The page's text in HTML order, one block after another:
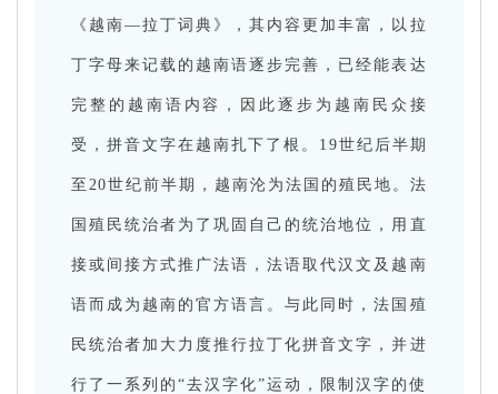
《越南—拉丁词典》，其内容更加丰富，以拉
丁字母来记载的越南语逐步完善，已经能表达
完整的越南语内容，因此逐步为越南民众接
受，拼音文字在越南扎下了根。 19世纪后半期
至20世纪前半期，越南沦为法国的殖民地。 法
国殖民统治者为了巩固自己的统治地位，用直
接或间接方式推广法语，法语取代汉文及越南
语而成为越南的官方语言。与此同时，法国殖
民统治者加大力度推行拉丁化拼音文字，并进
行了一系列的“去汉字化”运动，限制汉字的使